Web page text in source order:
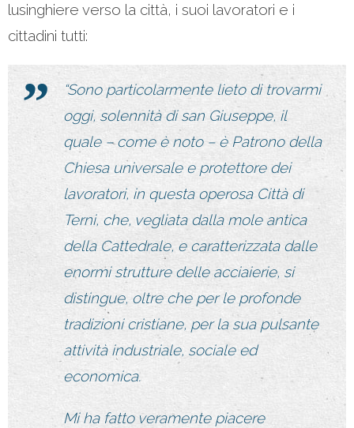
lusinghiere verso la città, i suoi lavoratori e i
cittadini tutti:
“Sono particolarmente lieto di trovarmi
oggi, solennità di san Giuseppe, il
quale – come è noto – è Patrono della
Chiesa universale e protettore dei
lavoratori, in questa operosa Città di
Terni, che, vegliata dalla mole antica
della Cattedrale, e caratterizzata dalle
enormi strutture delle acciaierie, si
distingue, oltre che per le profonde
tradizioni cristiane, per la sua pulsante
attività industriale, sociale ed
economica.
Mi ha fatto veramente piacere